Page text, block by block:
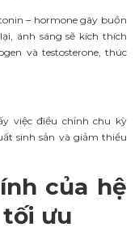
– hormone gây buồn
ánh sáng sẽ kích thích
và testosterone, thúc
việc điều chỉnh chu kỳ
sinh sản và giảm thiểu
của hệ
ưu